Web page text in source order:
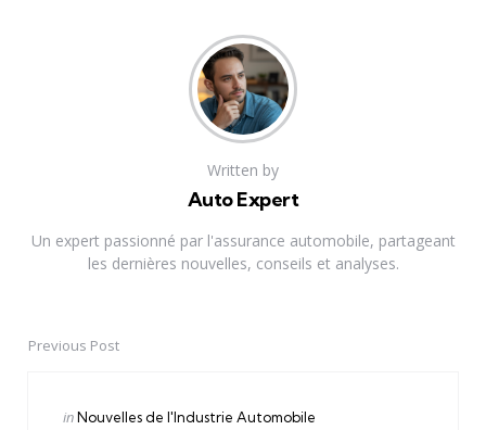
Written by
Auto Expert
Un expert passionné par l'assurance automobile, partageant
les dernières nouvelles, conseils et analyses.
PostPrevious Post
Posted
inNouvelles de l'Industrie Automobile